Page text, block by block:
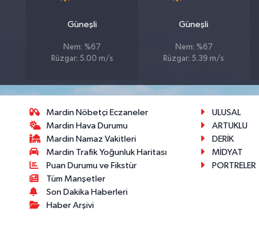
Güneşli
Nem: %67
Rüzgar: 5.00 m/s
Güneşli
Nem: %67
Rüzgar: 5.39 m/s
Mardin Nöbetçi Eczaneler
Mardin Hava Durumu
Mardin Namaz Vakitleri
Mardin Trafik Yoğunluk Haritası
Puan Durumu ve Fikstür
Tüm Manşetler
Son Dakika Haberleri
Haber Arşivi
ULUSAL
ARTUKLU
DERİK
MİDYAT
PORTRELER